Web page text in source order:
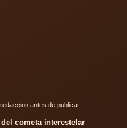
antes de publicar.
cometa interestelar